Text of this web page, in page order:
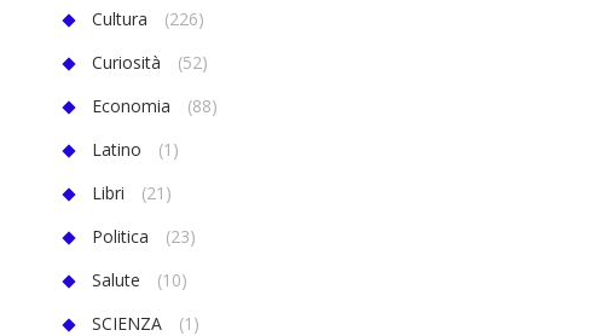
Cultura
(226)
Curiosità
(52)
Economia
(88)
Latino
(1)
Libri
(21)
Politica
(23)
Salute
(10)
SCIENZA
(1)